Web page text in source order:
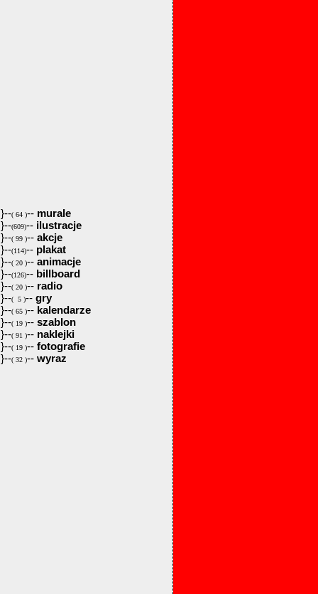
}--( 64 )-- murale
}--(609)-- ilustracje
}--( 99 )-- akcje
}--(114)-- plakat
}--( 20 )-- animacje
}--(126)-- billboard
}--( 20 )-- radio
}--( 5 )-- gry
}--( 65 )-- kalendarze
}--( 19 )-- szablon
}--( 91 )-- naklejki
}--( 19 )-- fotografie
}--( 32 )-- wyraz